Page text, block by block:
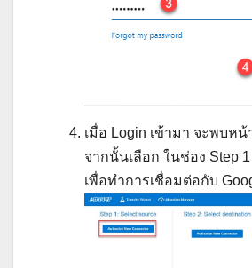
เมื่อ Login เข้ามา จะพบห
จากนั้นเลือก ในช่อง Step
เพื่อทำการเชื่อมต่อกับ